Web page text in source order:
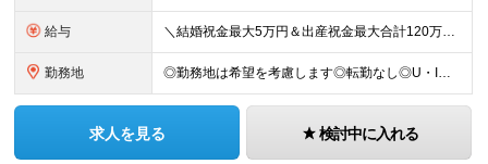
給与 ＼結婚祝金最大5万円＆出産祝金最大合計120万円！独自の手当をご用意／ 【東京】 月給28万700円～80万円＋歩合＋各種手当＋賞与年2回 【大阪】 月給26万8200円～80万円＋歩合＋各種手当＋
勤務地 ◎勤務地は希望を考慮します◎転勤なし◎U・Iターン歓迎 【本社】 大阪府大阪市西区京町堀1-18-15 藤原ビル2F ■以下、全国の各支店 ◎東北・関東エリア：仙台・千葉・東京第一（上野）・東京第
求人を見る 検討中に入れる